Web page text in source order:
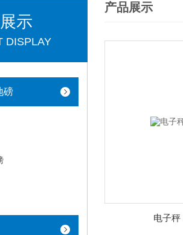
示
DISPLAY
磅
产品展示
电子秤